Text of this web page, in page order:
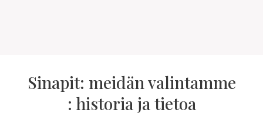
Sinapit: meidän valintamme
: historia ja tietoa